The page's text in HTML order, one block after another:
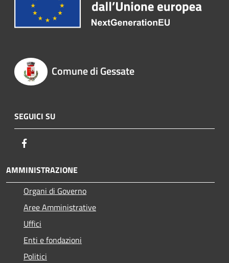
Comune di Gessate
SEGUICI SU
AMMINISTRAZIONE
Organi di Governo
Aree Amministrative
Uffici
Enti e fondazioni
Politici